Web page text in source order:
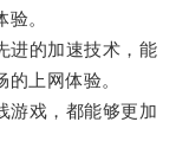
。
的加速技术，能
上网体验。
戏，都能够更加